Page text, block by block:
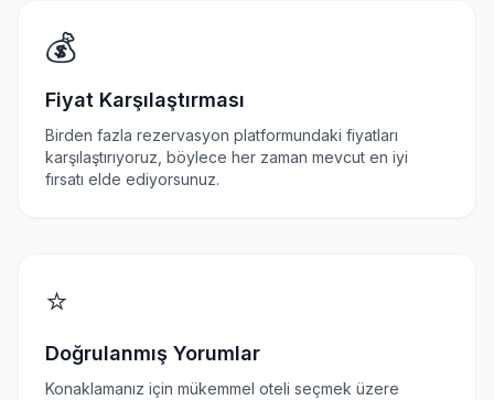
💰
Fiyat Karşılaştırması
Birden fazla rezervasyon platformundaki fiyatları
karşılaştırıyoruz, böylece her zaman mevcut en iyi
fırsatı elde ediyorsunuz.
⭐
Doğrulanmış Yorumlar
Konaklamanız için mükemmel oteli seçmek üzere